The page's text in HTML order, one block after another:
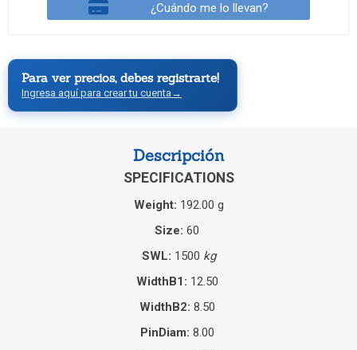
¿Cuándo me lo llevan?
Para ver precios, debes registrarte!
Ingresa aquí para crear tu cuenta →
Descripción
SPECIFICATIONS
Weight: 192.00 g
Size: 60
SWL: 1500 kg
WidthB1: 12.50
WidthB2: 8.50
PinDiam: 8.00